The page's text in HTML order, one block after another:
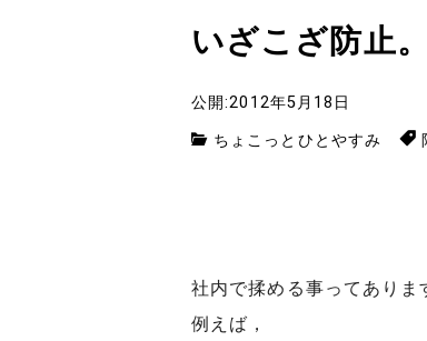
いざこざ防止。
公開:2012年5月18日
ちょこっとひとやすみ
社内で揉める事ってありま
例えば，